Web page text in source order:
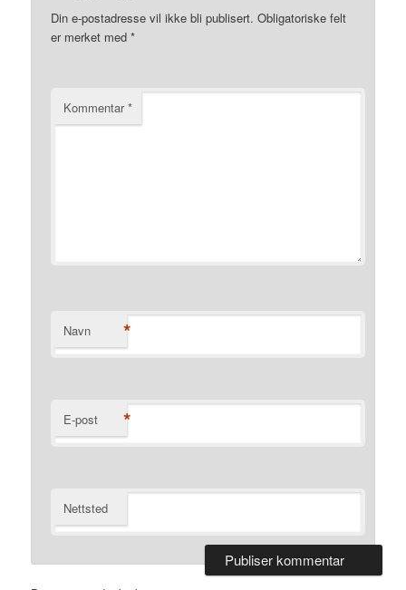
Din e-postadresse vil ikke bli publisert. Obligatoriske felt
er merket med*
Kommentar*
Navn *
E-post *
Nettsted